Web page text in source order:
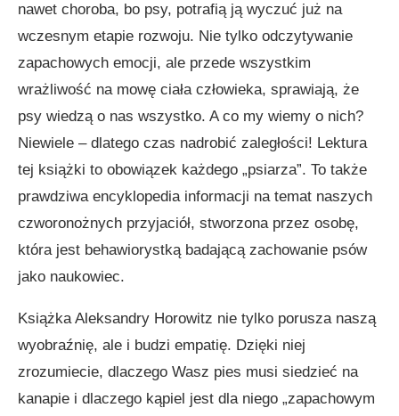
nawet choroba, bo psy, potrafią ją wyczuć już na
wczesnym etapie rozwoju. Nie tylko odczytywanie
zapachowych emocji, ale przede wszystkim
wrażliwość na mowę ciała człowieka, sprawiają, że
psy wiedzą o nas wszystko. A co my wiemy o nich?
Niewiele – dlatego czas nadrobić zaległości! Lektura
tej książki to obowiązek każdego „psiarza”. To także
prawdziwa encyklopedia informacji na temat naszych
czworonożnych przyjaciół, stworzona przez osobę,
która jest behawiorystką badającą zachowanie psów
jako naukowiec.
Książka Aleksandry Horowitz nie tylko porusza naszą
wyobraźnię, ale i budzi empatię. Dzięki niej
zrozumiecie, dlaczego Wasz pies musi siedzieć na
kanapie i dlaczego kąpiel jest dla niego „zapachowym